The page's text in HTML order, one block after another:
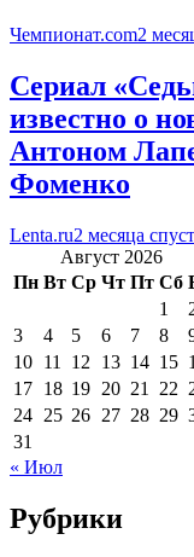
Чемпионат.com2
Сериал
известно о
Антоном
Фоменко
Lenta.ru2 месяца
Август 2026
Пн Вт Ср Чт Пт Сб
1
3
4 5 6 7 8
10 11 12 13 14 15
17 18 19 20 21 22
24 25 26 27 28 29
31
« Июл
Рубрики